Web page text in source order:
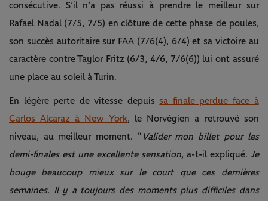
consécutive. S’il n’a pas réussi à prendre le meilleur sur
Rafael Nadal (7/5, 7/5) en clôture de cette phase de poules,
son succès autoritaire sur FAA (7/6(4), 6/4) et sa victoire au
caractère contre Taylor Fritz (6/3, 4/6, 7/6(6)) lui ont assuré
une place au soleil à Turin.
En légère perte de vitesse depuissa finale perdue face à
Carlos Alcaraz à New York, le Norvégien a retrouvé son
niveau, au meilleur moment. " Valider mon billet pour les
demi-finales est une excellente sensation, a-t-il expliqué. Je
bouge beaucoup mieux sur le court que ces dernières
semaines. Il y a toujours des moments plus difficiles dans